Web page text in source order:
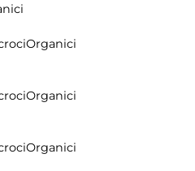
Organici
Organici
Organici